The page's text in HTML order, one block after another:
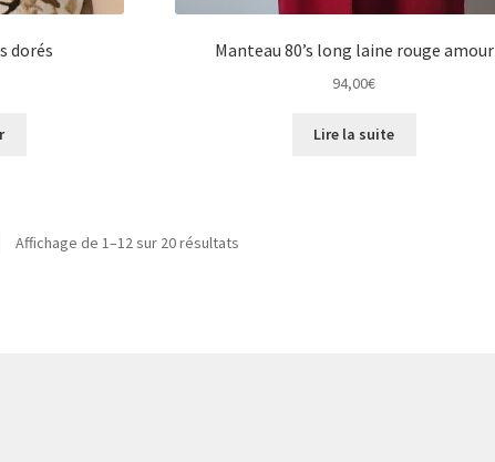
dorés Manteau 80’s long laine rouge amour
94,00€
Lire la suite
Affichage de 1–12 sur 20 résultats